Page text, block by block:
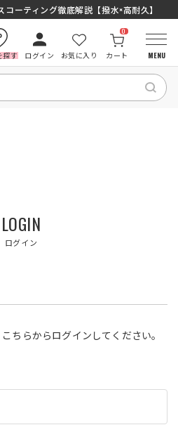
コーティング徹底解説【撥水×高耐久】
探す ログイン お気に入り カート
0
MENU
店舗を探す
商品レビュー利用規約
LOGIN
ログイン
ちらからログインしてください。